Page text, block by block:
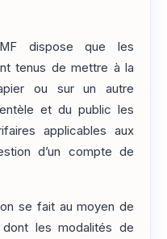
dispose que les
tenus de mettre à la
ou sur un autre
et du public les
applicables aux
d’un compte de
se fait au moyen de
les modalités de